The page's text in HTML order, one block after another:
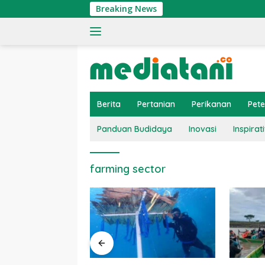
ke
Breaking News
Berita Pertanian Perikanan
Panduan Budidaya Inovasi
farming sector